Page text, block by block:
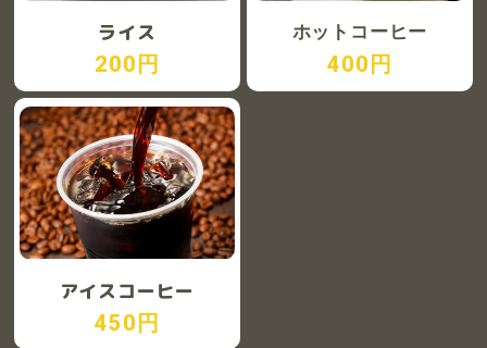
ライス
200円
ホットコーヒー
400円
アイスコーヒー
450円